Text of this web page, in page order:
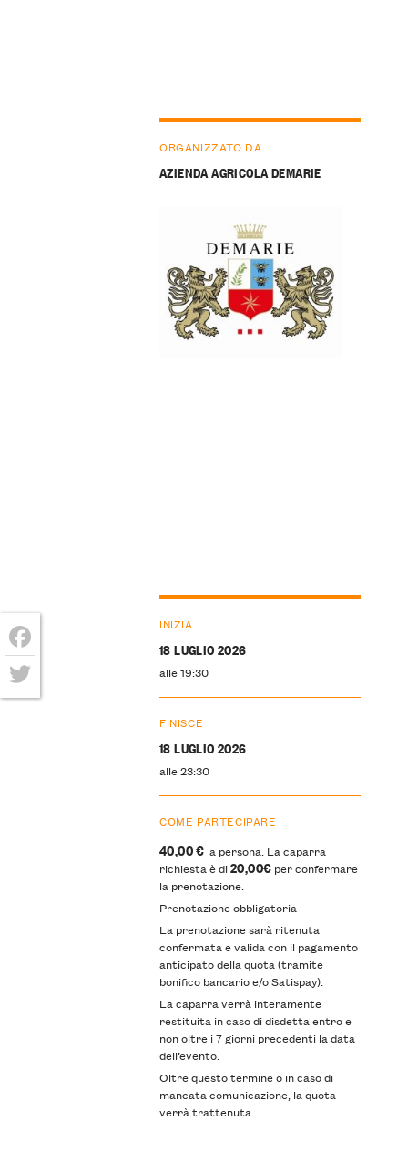
ORGANIZZATO DA
AZIENDA AGRICOLA DEMARIE
INIZIA
18 LUGLIO 2026
alle 19:30
FINISCE
18 LUGLIO 2026
alle 23:30
COME PARTECIPARE
40,00 € a persona. La caparra
richiesta è di20,00€ per confermare
la prenotazione.
Prenotazione obbligatoria
La prenotazione sarà ritenuta
confermata e valida con il pagamento
anticipato della quota (tramite
bonifico bancario e/o Satispay).
La caparra verrà interamente
restituita in caso di disdetta entro e
non oltre i 7 giorni precedenti la data
dell’evento.
Oltre questo termine o in caso di
mancata comunicazione, la quota
verrà trattenuta.
Facebook
Twitter